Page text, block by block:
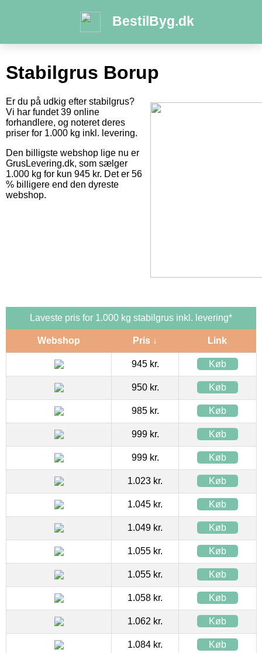
BestilByg.dk
Stabilgrus Borup
Er du på udkig efter stabilgrus?
Vi har fundet 39 online
forhandlere, og noteret deres
priser for 1.000 kg inkl. levering.
Den billigste webshop lige nu er
GrusLevering.dk, som sælger
1.000 kg for kun 945 kr. Det er 56
% billigere end den dyreste
webshop.
Laveste pris for 1.000 kg stabilgrus inkl. levering*
Webshop Pris ↓ Link
945 kr. Køb
950 kr. Køb
985 kr. Køb
999 kr. Køb
999 kr. Køb
1.023 kr. Køb
1.045 kr. Køb
1.049 kr. Køb
1.055 kr. Køb
1.055 kr. Køb
1.058 kr. Køb
1.062 kr. Køb
1.084 kr. Køb